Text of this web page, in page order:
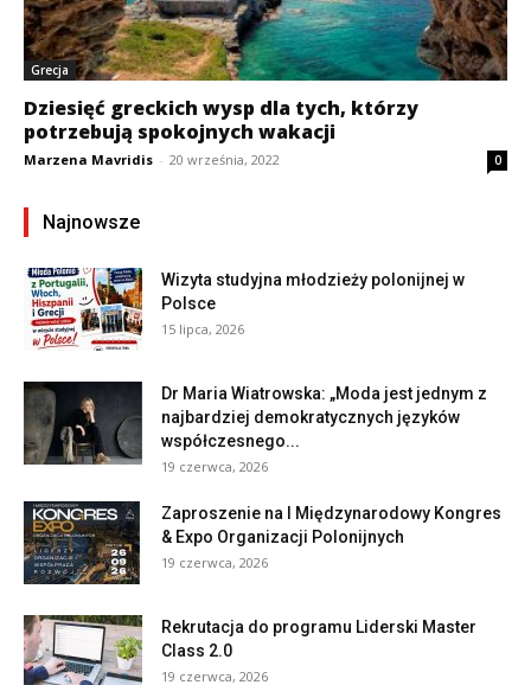
Grecja
Dziesięć greckich wysp dla tych, którzy
potrzebują spokojnych wakacji
Marzena Mavridis - 20 września, 2022 0
Najnowsze
Wizyta studyjna młodzieży polonijnej w
Polsce
15 lipca, 2026
Dr Maria Wiatrowska: „Moda jest jednym z
najbardziej demokratycznych języków
współczesnego...
19 czerwca, 2026
Zaproszenie na I Międzynarodowy Kongres
& Expo Organizacji Polonijnych
19 czerwca, 2026
Rekrutacja do programu Liderski Master
Class 2.0
19 czerwca, 2026